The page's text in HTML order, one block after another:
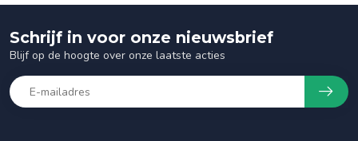
Schrijf in voor onze nieuwsbrief
Blijf op de hoogte over onze laatste acties